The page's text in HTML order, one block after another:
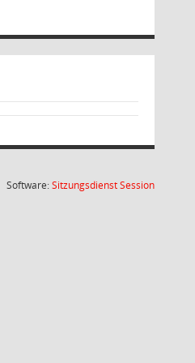
Software:SitzungsdienstSession(Wird in